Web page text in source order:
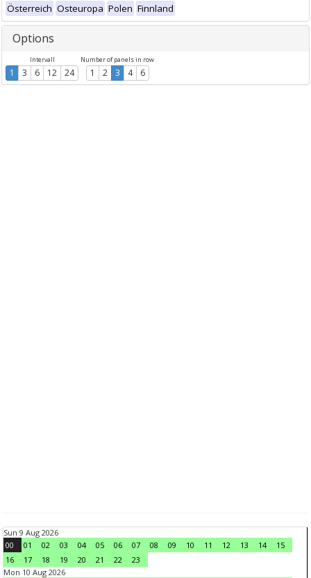
Österreich Osteuropa Polen Finnland
Options
Intervall
1 3 6 12 24
Number of panels in row
1 2 3 4 6
Sun 9 Aug 2026
00
01 02 03 04 05 06 07 08 09 10 11 12 13 14
15
16
17 18 19 20 21 22
23
Mon 10 Aug 2026